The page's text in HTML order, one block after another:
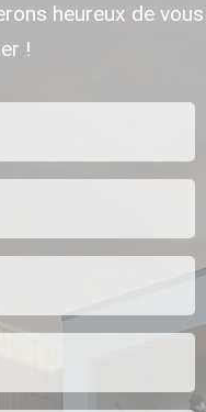
heureux de vous
!